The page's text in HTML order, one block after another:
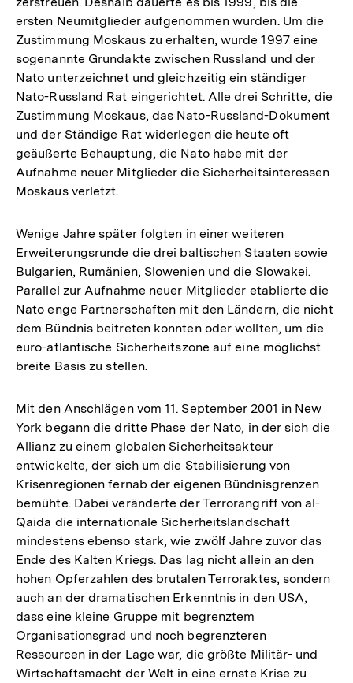
ersten Neumitglieder aufgenommen wurden. Um die
Zustimmung Moskaus zu erhalten, wurde 1997 eine
sogenannte Grundakte zwischen Russland und der
Nato unterzeichnet und gleichzeitig ein ständiger
Nato-Russland Rat eingerichtet. Alle drei Schritte, die
Zustimmung Moskaus, das Nato-Russland-Dokument
und der Ständige Rat widerlegen die heute oft
geäußerte Behauptung, die Nato habe mit der
Aufnahme neuer Mitglieder die Sicherheitsinteressen
Moskaus verletzt.
Wenige Jahre später folgten in einer weiteren
Erweiterungsrunde die drei baltischen Staaten sowie
Bulgarien, Rumänien, Slowenien und die Slowakei.
Parallel zur Aufnahme neuer Mitglieder etablierte die
Nato enge Partnerschaften mit den Ländern, die nicht
dem Bündnis beitreten konnten oder wollten, um die
euro-atlantische Sicherheitszone auf eine möglichst
breite Basis zu stellen.
Mit den Anschlägen vom 11. September 2001 in New
York begann die dritte Phase der Nato, in der sich die
Allianz zu einem globalen Sicherheitsakteur
entwickelte, der sich um die Stabilisierung von
Krisenregionen fernab der eigenen Bündnisgrenzen
bemühte. Dabei veränderte der Terrorangriff von al-
Qaida die internationale Sicherheitslandschaft
mindestens ebenso stark, wie zwölf Jahre zuvor das
Ende des Kalten Kriegs. Das lag nicht allein an den
hohen Opferzahlen des brutalen Terroraktes, sondern
auch an der dramatischen Erkenntnis in den USA,
dass eine kleine Gruppe mit begrenztem
Organisationsgrad und noch begrenzteren
Ressourcen in der Lage war, die größte Militär- und
Wirtschaftsmacht der Welt in eine ernste Krise zu